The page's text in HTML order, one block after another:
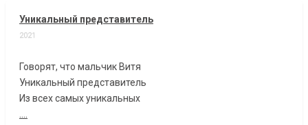
Уникальный представитель
2021
Говорят, что мальчик Витя
Уникальный представитель
Из всех самых уникальных